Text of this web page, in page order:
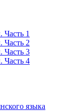
1
Часть 2
Часть 3
Часть 4
языка